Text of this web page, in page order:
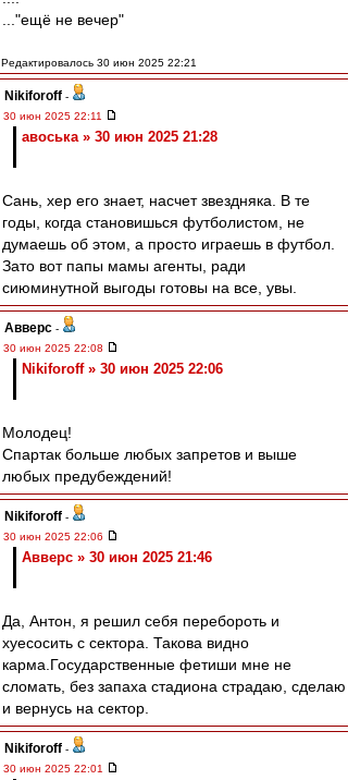
..."ещё не вечер"
Редактировалось 30 июн 2025 22:21
Nikiforoff -
30 июн 2025 22:11
авоська » 30 июн 2025 21:28
Сань, хер его знает, насчет звездняка. В те
годы, когда становишься футболистом, не
думаешь об этом, а просто играешь в футбол.
Зато вот папы мамы агенты, ради
сиюминутной выгоды готовы на все, увы.
Авверс -
30 июн 2025 22:08
Nikiforoff » 30 июн 2025 22:06
Молодец!
Спартак больше любых запретов и выше
любых предубеждений!
Nikiforoff -
30 июн 2025 22:06
Авверс » 30 июн 2025 21:46
Да, Антон, я решил себя перебороть и
хуесосить с сектора. Такова видно
карма.Государственные фетиши мне не
сломать, без запаха стадиона страдаю, сделаю
и вернусь на сектор.
Nikiforoff -
30 июн 2025 22:01